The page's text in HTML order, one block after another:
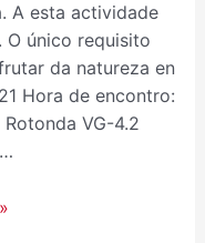
A esta actividade
O único requisito
da natureza en
Hora de encontro:
VG-4.2